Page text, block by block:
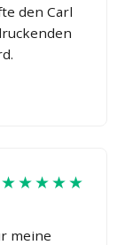
den Carl
★★★★★
meine